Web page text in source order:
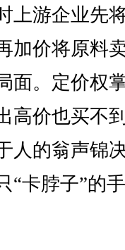
游企业先
加价将原料
面。定价权
高价也买不
人的翁声锦
“卡脖子”的